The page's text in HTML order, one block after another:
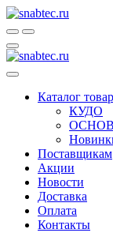
Каталог
КУДО
Поставщикам
Акции
Новости
Доставка
Оплата
Контакты